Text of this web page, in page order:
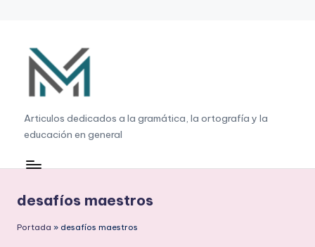
contenido
G
r
a
á
ti
Articulos dedicados a la gramática, la ortografía y la
educación en general
desafíos maestros
Portada » desafíos maestros